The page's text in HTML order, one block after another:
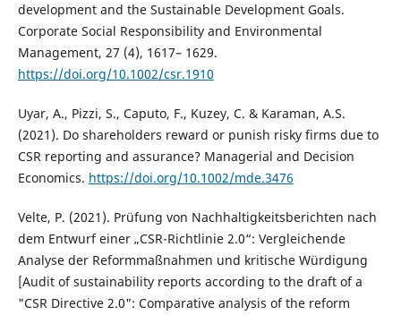
development and the Sustainable Development Goals.
Corporate Social Responsibility and Environmental
Management, 27 (4), 1617– 1629.
https://doi.org/10.1002/csr.1910
Uyar, A., Pizzi, S., Caputo, F., Kuzey, C. & Karaman, A.S.
(2021). Do shareholders reward or punish risky firms due to
CSR reporting and assurance? Managerial and Decision
Economics. https://doi.org/10.1002/mde.3476
Velte, P. (2021). Prüfung von Nachhaltigkeitsberichten nach
dem Entwurf einer „CSR-Richtlinie 2.0“: Vergleichende
Analyse der Reformmaßnahmen und kritische Würdigung
[Audit of sustainability reports according to the draft of a
"CSR Directive 2.0": Comparative analysis of the reform